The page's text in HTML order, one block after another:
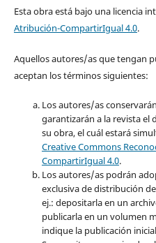
Esta obra está bajo una licencia
Atribución-CompartirIgual 4.0.
Aquellos autores/as que tengan
aceptan los términos siguientes:
Los autores/as
garantizarán a la revista el
su obra, el cuál estará
Creative Commons
CompartirIgual 4.0.
Los autores/as podrán
exclusiva de distribución
ej.: depositarla en un
publicarla en un volumen
indique la publicación